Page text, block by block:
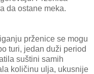
da ostane meka.
prženice se mogu
turi, jedan duži period
suštini samih
količinu ulja, ukusnije